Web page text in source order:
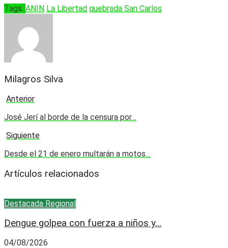
Tags: ANIN La Libertad quebrada San Carlos
Milagros Silva
Anterior
José Jerí al borde de la censura por…
Siguiente
Desde el 21 de enero multarán a motos…
Artículos relacionados
Destacada Regional
Dengue golpea con fuerza a niños y...
04/08/2026